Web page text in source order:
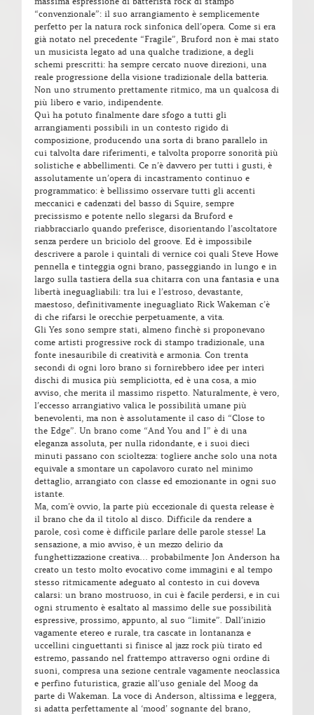
“convenzionale”: il suo arrangiamento è semplicemente
perfetto per la natura rock sinfonica dell’opera. Come si era
già notato nel precedente “Fragile”, Bruford non è mai stato
un musicista legato ad una qualche tradizione, a degli
schemi prescritti: ha sempre cercato nuove direzioni, una
reale progressione della visione tradizionale della batteria.
Non uno strumento prettamente ritmico, ma un qualcosa di
più libero e vario, indipendente.
Quì ha potuto finalmente dare sfogo a tutti gli
arrangiamenti possibili in un contesto rigido di
composizione, producendo una sorta di brano parallelo in
cui talvolta dare riferimenti, e talvolta proporre sonorità più
solistiche e abbellimenti. Ce n’è davvero per tutti i gusti, è
assolutamente un’opera di incastramento continuo e
programmatico: è bellissimo osservare tutti gli accenti
meccanici e cadenzati del basso di Squire, sempre
precissismo e potente nello slegarsi da Bruford e
riabbracciarlo quando preferisce, disorientando l’ascoltatore
senza perdere un briciolo del groove. Ed è impossibile
descrivere a parole i quintali di vernice coi quali Steve Howe
pennella e tinteggia ogni brano, passeggiando in lungo e in
largo sulla tastiera della sua chitarra con una fantasia e una
libertà ineguagliabili: tra lui e l’estroso, devastante,
maestoso, definitivamente ineguagliato Rick Wakeman c’è
di che rifarsi le orecchie perpetuamente, a vita.
Gli Yes sono sempre stati, almeno finchè si proponevano
come artisti progressive rock di stampo tradizionale, una
fonte inesauribile di creatività e armonia. Con trenta
secondi di ogni loro brano si fornirebbero idee per interi
dischi di musica più sempliciotta, ed è una cosa, a mio
avviso, che merita il massimo rispetto. Naturalmente, è vero,
l’eccesso arrangiativo valica le possibilità umane più
benevolenti, ma non è assolutamente il caso di “Close to
the Edge”. Un brano come “And You and I” è di una
eleganza assoluta, per nulla ridondante, e i suoi dieci
minuti passano con scioltezza: togliere anche solo una nota
equivale a smontare un capolavoro curato nel minimo
dettaglio, arrangiato con classe ed emozionante in ogni suo
istante.
Ma, com’è ovvio, la parte più eccezionale di questa release è
il brano che da il titolo al disco. Difficile da rendere a
parole, così come è difficile parlare delle parole stesse! La
sensazione, a mio avviso, è un mezzo delirio da
funghettizzazione creativa… probabilmente Jon Anderson ha
creato un testo molto evocativo come immagini e al tempo
stesso ritmicamente adeguato al contesto in cui doveva
calarsi: un brano mostruoso, in cui è facile perdersi, e in cui
ogni strumento è esaltato al massimo delle sue possibilità
espressive, prossimo, appunto, al suo “limite”. Dall’inizio
vagamente etereo e rurale, tra cascate in lontananza e
uccellini cinguettanti si finisce al jazz rock più tirato ed
estremo, passando nel frattempo attraverso ogni ordine di
suoni, compresa una sezione centrale vagamente neoclassica
e perfino futuristica, grazie all’uso geniale del Moog da
parte di Wakeman. La voce di Anderson, altissima e leggera,
si adatta perfettamente al ‘mood’ sognante del brano,